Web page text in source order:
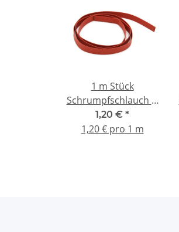
1 m Stück
Schrumpfschlauch Ø
7 mm rot
1,20 € *
1,20 € pro 1 m